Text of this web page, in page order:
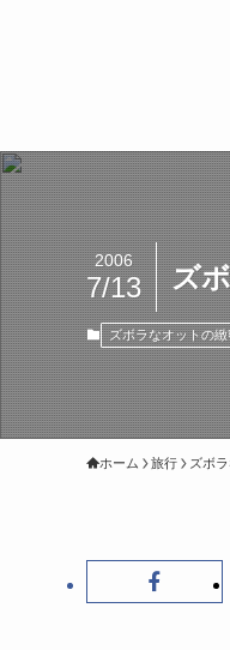
ズ
2006
7/13
ズボラなオットの
ホーム 旅行 ズボ